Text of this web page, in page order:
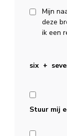
Mijn
deze
ik een
six +
Stuur mij